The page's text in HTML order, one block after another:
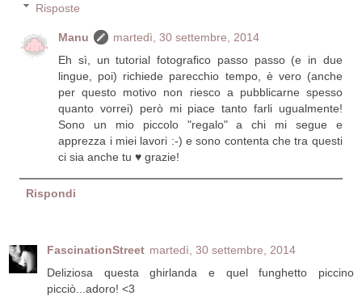
Risposte
Manu
martedì, 30 settembre, 2014
Eh sì, un tutorial fotografico passo passo (e in due
lingue, poi) richiede parecchio tempo, è vero (anche
per questo motivo non riesco a pubblicarne spesso
quanto vorrei) però mi piace tanto farli ugualmente!
Sono un mio piccolo "regalo" a chi mi segue e
apprezza i miei lavori :-) e sono contenta che tra questi
ci sia anche tu ♥ grazie!
Rispondi
FascinationStreet martedì, 30 settembre, 2014
Deliziosa questa ghirlanda e quel funghetto piccino
picciò...adoro! <3